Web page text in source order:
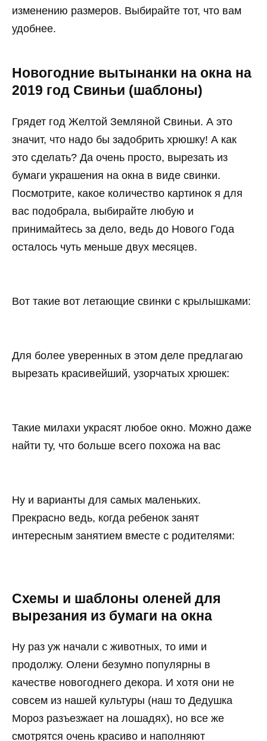
изменению размеров. Выбирайте тот, что вам
удобнее.
Новогодние вытынанки на окна на
2019 год Свиньи (шаблоны)
Грядет год Желтой Земляной Свиньи. А это
значит, что надо бы задобрить хрюшку! А как
это сделать? Да очень просто, вырезать из
бумаги украшения на окна в виде свинки.
Посмотрите, какое количество картинок я для
вас подобрала, выбирайте любую и
принимайтесь за дело, ведь до Нового Года
осталось чуть меньше двух месяцев.
Вот такие вот летающие свинки с крылышками:
Для более уверенных в этом деле предлагаю
вырезать красивейший, узорчатых хрюшек:
Такие милахи украсят любое окно. Можно даже
найти ту, что больше всего похожа на вас
Ну и варианты для самых маленьких.
Прекрасно ведь, когда ребенок занят
интересным занятием вместе с родителями:
Схемы и шаблоны оленей для
вырезания из бумаги на окна
Ну раз уж начали с животных, то ими и
продолжу. Олени безумно популярны в
качестве новогоднего декора. И хотя они не
совсем из нашей культуры (наш то Дедушка
Мороз разъезжает на лошадях), но все же
смотрятся очень красиво и наполняют